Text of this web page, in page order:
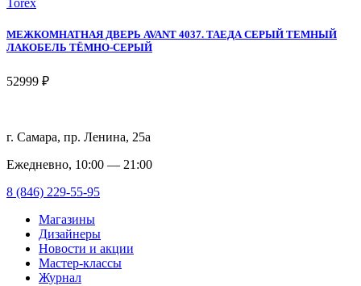
Torex
МЕЖКОМНАТНАЯ ДВЕРЬ AVANT 4037. ТАЕДА СЕРЫЙ ТЕМНЫЙ
ЛАКОБЕЛЬ ТЁМНО-СЕРЫЙ
52999 ₽
г. Самара, пр. Ленина, 25а
Ежедневно, 10:00 — 21:00
8 (846) 229-55-95
Магазины
Дизайнеры
Новости и акции
Мастер-классы
Журнал